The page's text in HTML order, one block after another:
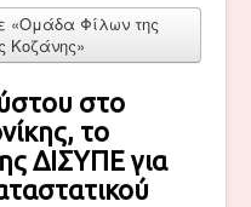
«Ομάδα Φίλων της
Κοζάνης»
στο
το
ΔΙΣΥΠΕ για